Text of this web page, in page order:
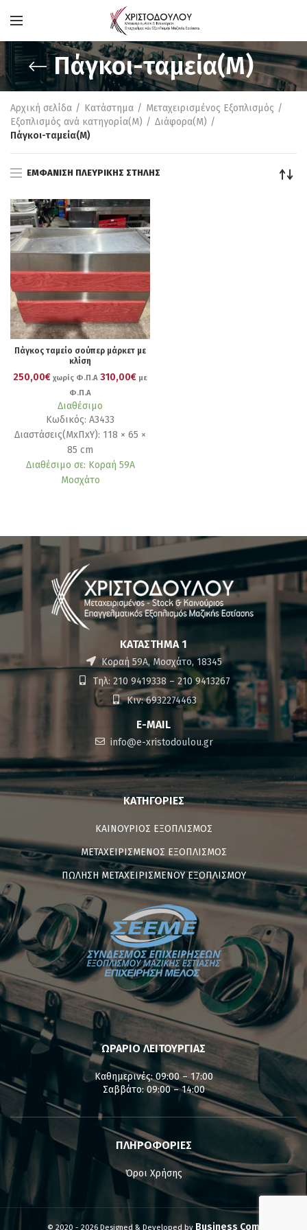
Πάγκοι-ταμεία(M)
Αρχική σελίδα Κατάστημα
Μεταχειρισμένος Εξοπλισμός
Εξοπλισμός ανά κατηγορία(M)
Διάφορα(M)
Πάγκοι-ταμεία(M)
ΕΜΦΆΝΙΣΗ ΠΛΕΥΡΙΚΉΣ ΣΤΉΛΗΣ
Πάγκος ταμείο σούπερ μάρκετ με
κλίση
250,00€ χωρίς Φ.Π.Α 310,00€ με
Φ.Π.Α
Διαθέσιμο
Κωδικός: Α3433
Διαστάσεις(ΜxΠxΥ): 118 × 65 ×
85 cm
Διαθέσιμο σε: Κοραή 59Α
Μοσχάτο
ΚΑΤΆΣΤΗΜΑ 1
Κοραή 59Α, Μοσχάτο, 18345
Τηλ: 210 9419338 – 210 9413267
Κιν: 6932274463
E-MAIL
info@e-xristodoulou.gr
ΚΑΤΗΓΟΡΊΕΣ
ΚΑΙΝΟΥΡΙΟΣ ΕΞΟΠΛΙΣΜΟΣ
ΜΕΤΑΧΕΙΡΙΣΜΕΝΟΣ ΕΞΟΠΛΙΣΜΟΣ
ΠΩΛΗΣΗ ΜΕΤΑΧΕΙΡΙΣΜΕΝΟΥ ΕΞΟΠΛΙΣΜΟΥ
ΩΡΑΡΙΟ ΛΕΙΤΟΥΡΓΙΑΣ
Καθημερινές: 09:00 – 17:00
Σαββάτο: 09:00 – 14:00
ΠΛΗΡΟΦΟΡΙΕΣ
Όροι Χρήσης
© 2020 - 2026 Designed & Developed by Business Com